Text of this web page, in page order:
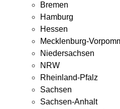
Bremen
Hamburg
Hessen
Mecklenburg-
Niedersachsen
NRW
Rheinland-Pfalz
Sachsen
Sachsen-Anhalt